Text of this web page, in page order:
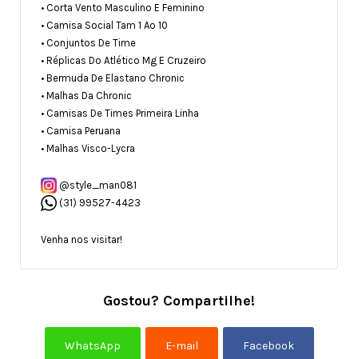
• Corta Vento Masculino E Feminino
• Camisa Social Tam 1 Ao 10
• Conjuntos De Time
• Réplicas Do Atlético Mg E Cruzeiro
• Bermuda De Elastano Chronic
• Malhas Da Chronic
• Camisas De Times Primeira Linha
• Camisa Peruana
• Malhas Visco-Lycra
@style_man081
(31) 99527-4423
Venha nos visitar!
Gostou? Compartilhe!